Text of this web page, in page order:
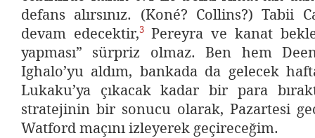
defans alırsınız. (Koné? Collins?) Tabii
devam edecektir,3Pereyra ve kanat
yapması” sürpriz olmaz. Ben hem
Ighalo’yu aldım, bankada da gelecek
Lukaku’ya çıkacak kadar bir para
stratejinin bir sonucu olarak, Pazartesi
Watford maçını izleyerek geçireceğim.